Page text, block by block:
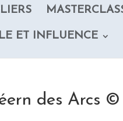
ET INFLUENCE
des Arcs ©